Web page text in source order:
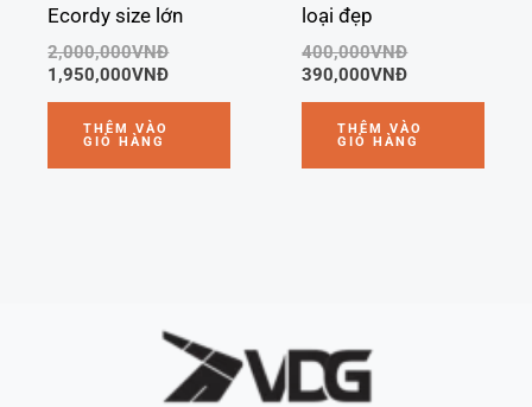
Ecordy size lớn
2,000,000VNĐ
1,950,000VNĐ
THÊM VÀO
GIỎ HÀNG
loại đẹp
400,000VNĐ
390,000VNĐ
THÊM VÀO
GIỎ HÀNG